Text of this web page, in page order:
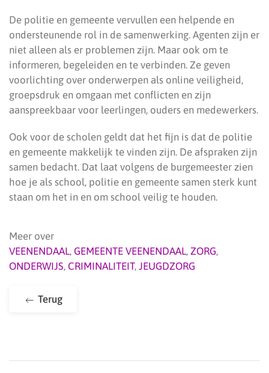
De politie en gemeente vervullen een helpende en
ondersteunende rol in de samenwerking. Agenten zijn er
niet alleen als er problemen zijn. Maar ook om te
informeren, begeleiden en te verbinden. Ze geven
voorlichting over onderwerpen als online veiligheid,
groepsdruk en omgaan met conflicten en zijn
aanspreekbaar voor leerlingen, ouders en medewerkers.
Ook voor de scholen geldt dat het fijn is dat de politie
en gemeente makkelijk te vinden zijn. De afspraken zijn
samen bedacht. Dat laat volgens de burgemeester zien
hoe je als school, politie en gemeente samen sterk kunt
staan om het in en om school veilig te houden.
Meer over
VEENENDAAL, GEMEENTE VEENENDAAL, ZORG,
ONDERWIJS, CRIMINALITEIT, JEUGDZORG
Terug